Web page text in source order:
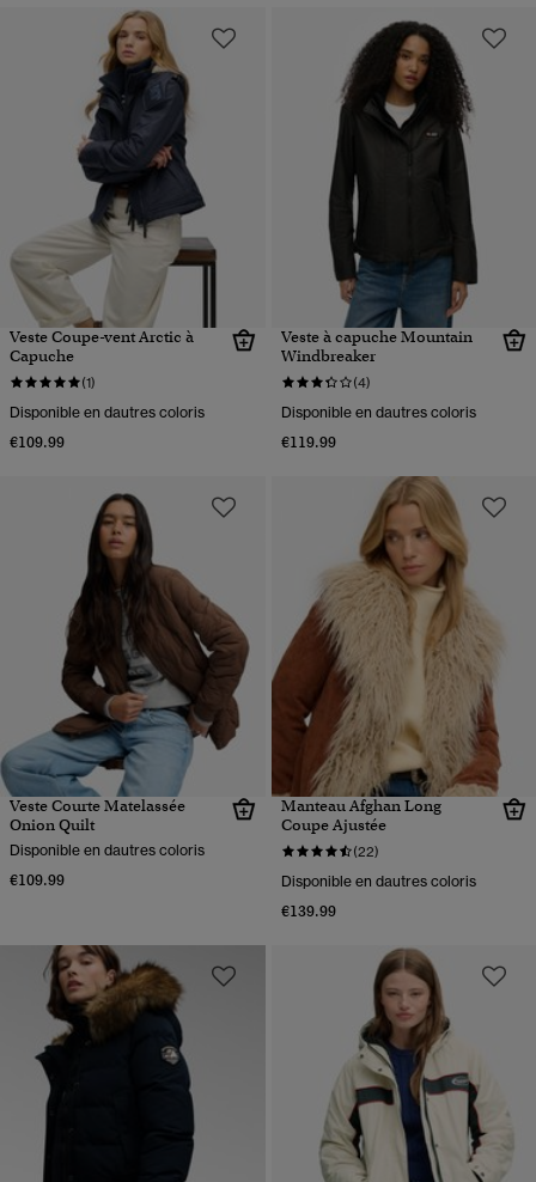
Veste Coupe-vent Arctic à
Capuche
(1)
Disponible en dautres coloris
€109.99
Veste à capuche Mountain
Windbreaker
(4)
Disponible en dautres coloris
€119.99
Veste Courte Matelassée
Onion Quilt
Disponible en dautres coloris
€109.99
Manteau Afghan Long
Coupe Ajustée
(22)
Disponible en dautres coloris
€139.99